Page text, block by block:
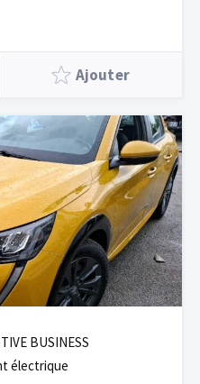
Ajouter
BUSINESS
électrique